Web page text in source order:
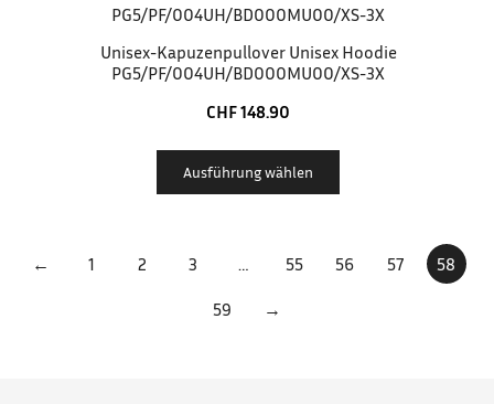
Unisex-Kapuzenpullover Unisex Hoodie
PG5/PF/004UH/BD000MU00/XS-3X
CHF148.90
Ausführung wählen
← 1 2 3 … 55 56 57 58
59 →